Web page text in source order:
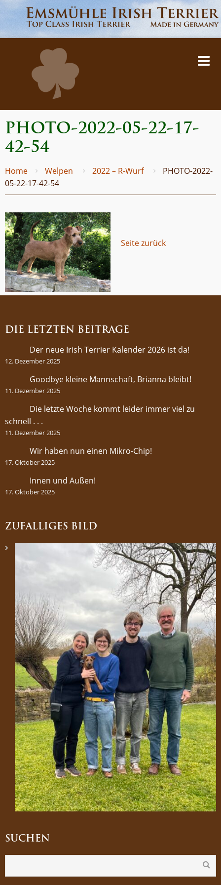
PHOTO-2022-05-22-17-
42-54
Home Welpen 2022 – R-Wurf
PHOTO-2022-
05-22-17-42-54
Seite zurück
DIE LETZTEN BEITRÄGE
Der neue Irish Terrier Kalender 2026 ist da!
12. Dezember 2025
Goodbye kleine Mannschaft, Brianna bleibt!
11. Dezember 2025
Die letzte Woche kommt leider immer viel zu
schnell . . .
11. Dezember 2025
Wir haben nun einen Mikro-Chip!
17. Oktober 2025
Innen und Außen!
17. Oktober 2025
ZUFÄLLIGES BILD
SUCHEN